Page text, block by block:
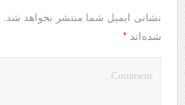
نشانی ایمیل شما منتشر نخواهد شد.
شده‌اند *